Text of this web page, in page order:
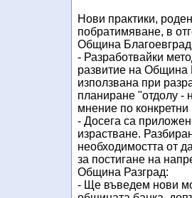
Нови практики,
побратимяване, в
Община
- Разработвайки
развитие на Община
използвана при
планиране "отдолу -
мнение по
- Досега са
израстване.
необходимостта от
за постигане на
Община Разград:
- Ще въведем нови